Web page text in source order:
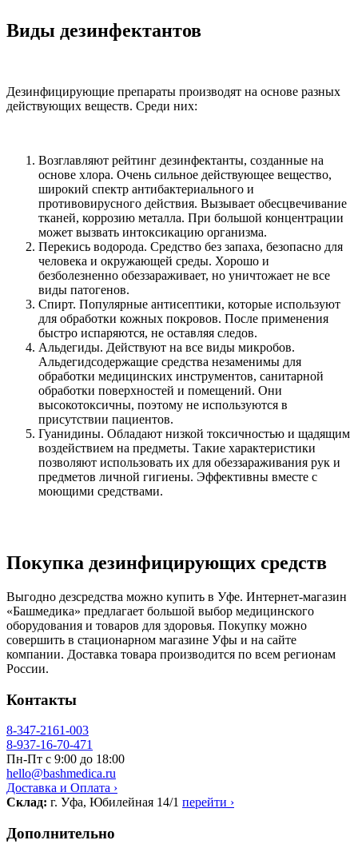
Виды дезинфектантов
Дезинфицирующие препараты производят на основе разных
действующих веществ. Среди них:
Возглавляют рейтинг дезинфектанты, созданные на
основе хлора. Очень сильное действующее вещество,
широкий спектр антибактериального и
противовирусного действия. Вызывает обесцвечивание
тканей, коррозию металла. При большой концентрации
может вызвать интоксикацию организма.
Перекись водорода. Средство без запаха, безопасно для
человека и окружающей среды. Хорошо и
безболезненно обеззараживает, но уничтожает не все
виды патогенов.
Спирт. Популярные антисептики, которые используют
для обработки кожных покровов. После применения
быстро испаряются, не оставляя следов.
Альдегиды. Действуют на все виды микробов.
Альдегидсодержащие средства незаменимы для
обработки медицинских инструментов, санитарной
обработки поверхностей и помещений. Они
высокотоксичны, поэтому не используются в
присутствии пациентов.
Гуанидины. Обладают низкой токсичностью и щадящим
воздействием на предметы. Такие характеристики
позволяют использовать их для обеззараживания рук и
предметов личной гигиены. Эффективны вместе с
моющими средствами.
Покупка дезинфицирующих средств
Выгодно дезсредства можно купить в Уфе. Интернет-магазин
«Башмедика» предлагает большой выбор медицинского
оборудования и товаров для здоровья. Покупку можно
совершить в стационарном магазине Уфы и на сайте
компании. Доставка товара производится по всем регионам
России.
Контакты
8-347-2161-003
8-937-16-70-471
Пн-Пт с 9:00 до 18:00
hello@bashmedica.ru
Доставка и Оплата ›
Склад: г. Уфа, Юбилейная 14/1 перейти ›
Дополнительно